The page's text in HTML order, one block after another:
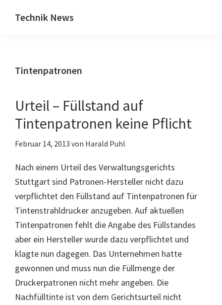
Inhalt
Seitenspalte
Technik News
IT,
&
Internet
Tintenpatronen
Urteil – Füllstand auf
Tintenpatronen keine Pflicht
Februar 14, 2013 von Harald Puhl
Nach einem Urteil des Verwaltungsgerichts
Stuttgart sind Patronen-Hersteller nicht dazu
verpflichtet den Füllstand auf Tintenpatronen für
Tintenstrahldrucker anzugeben. Auf aktuellen
Tintenpatronen fehlt die Angabe des Füllstandes
aber ein Hersteller wurde dazu verpflichtet und
klagte nun dagegen. Das Unternehmen hatte
gewonnen und muss nun die Füllmenge der
Druckerpatronen nicht mehr angeben. Die
Nachfülltinte ist von dem Gerichtsurteil nicht